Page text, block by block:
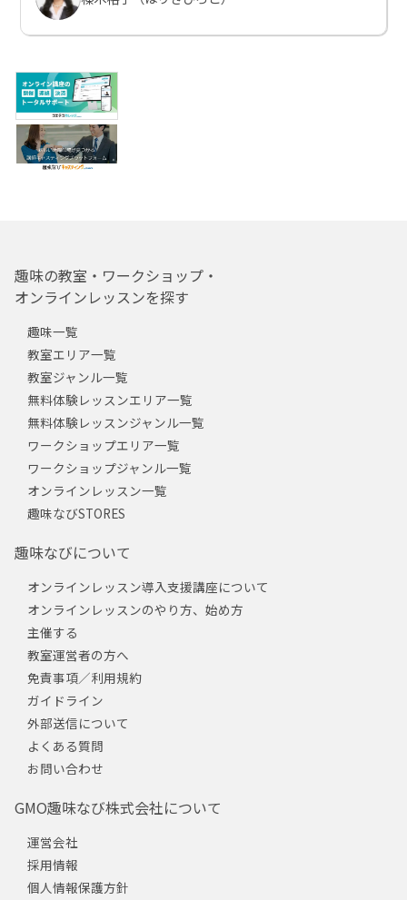
趣味の教室・ワークショップ・
オンラインレッスンを探す
趣味一覧
教室エリア一覧
教室ジャンル一覧
無料体験レッスンエリア一覧
無料体験レッスンジャンル一覧
ワークショップエリア一覧
ワークショップジャンル一覧
オンラインレッスン一覧
趣味なびSTORES
趣味なびについて
オンラインレッスン導入支援講座について
オンラインレッスンのやり方、始め方
主催する
教室運営者の方へ
免責事項／利用規約
ガイドライン
外部送信について
よくある質問
お問い合わせ
GMO趣味なび株式会社について
運営会社
採用情報
個人情報保護方針